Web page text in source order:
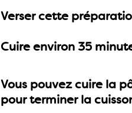
Verser cette
Cuire environ 35
Vous pouvez cuire la
pour terminer la